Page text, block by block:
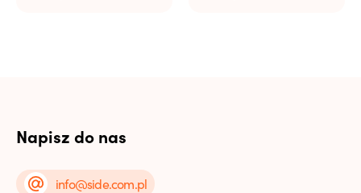
Napisz do nas
info@side.com.pl